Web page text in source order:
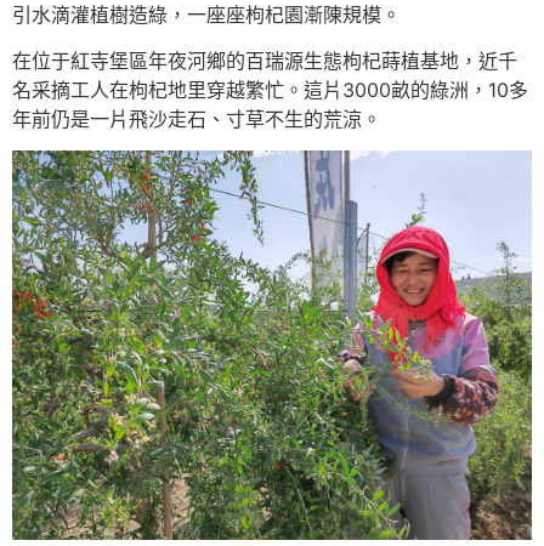
引水滴灌植樹造綠，一座座枸杞園漸陳規模。
在位于紅寺堡區年夜河鄉的百瑞源生態枸杞蒔植基地，近千
名采摘工人在枸杞地里穿越繁忙。這片3000畝的綠洲，10多
年前仍是一片飛沙走石、寸草不生的荒涼。